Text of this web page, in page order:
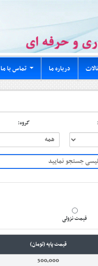
تماس با ما درباره ما
گروه:
قیمت نزولی
قیمت پایه (تومان)
500,000